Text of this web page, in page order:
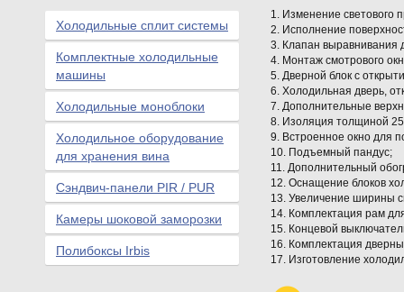
1. Изменение светового
2. Исполнение
3. Клапан выравнивания
4. Монтаж смотрового
5. Дверной блок с
6. Холодильная дверь,
7. Дополнительные
8. Изоляция толщиной
9. Встроенное окно для
10. Подъемный пандус;
11. Дополнительный
12. Оснащение блоков
13. Увеличение ширины
14. Комплектация рам
15. Концевой
16. Комплектация
17. Изготовление
Холодильные сплит системы
Комплектные холодильные
машины
Холодильные моноблоки
Холодильное оборудование
для хранения вина
Сэндвич-панели PIR / PUR
Камеры шоковой заморозки
Полибоксы Irbis